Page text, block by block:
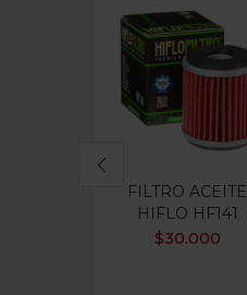
FILTRO ACEITE
HIFLO HF141
$30.000